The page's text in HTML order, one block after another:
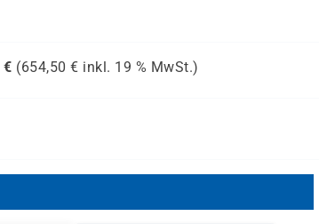
€ (654,50 € inkl. 19 % MwSt.)